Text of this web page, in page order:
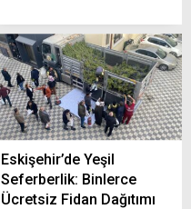
Eskişehir’de Yeşil
Seferberlik: Binlerce
Ücretsiz Fidan Dağıtımı